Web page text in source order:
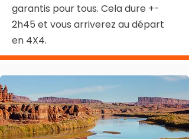
garantis pour tous. Cela dure +-
2h45 et vous arriverez au départ
en 4X4.